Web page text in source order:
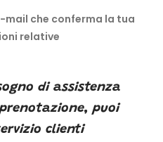
mail che conferma la tua
relative
di assistenza
puoi
clienti